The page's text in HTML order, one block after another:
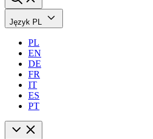
Język PL
PL
EN
DE
FR
IT
ES
PT